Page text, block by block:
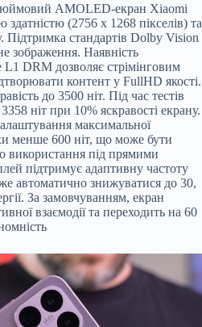
AMOLED-екран Xiaomi
(2756 x 1268 пікселів) та
Підтримка стандартів Dolby Vision
зображення. Наявність
L1 DRM дозволяє стрімінговим
контент у FullHD якості.
до 3500 ніт. Під час тестів
ніт при 10% яскравості екрану.
максимальної
менше 600 ніт, що може бути
використання під прямими
підтримує адаптивну частоту
автоматично знижуватися до 30,
За замовчуванням, екран
взаємодії та переходить на 60